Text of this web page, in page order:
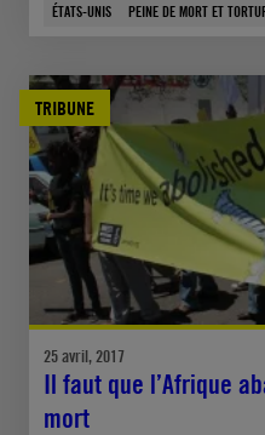
ÉTATS-UNIS PEINE DE MORT ET
TRIBUNE
25 avril, 2017
Il faut que l’Afrique
mort